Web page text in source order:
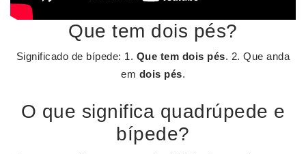
Que tem dois pés?
Significado de bípede: 1. Que tem dois pés. 2. Que anda
em dois pés.
O que significa quadrúpede e
bípede?